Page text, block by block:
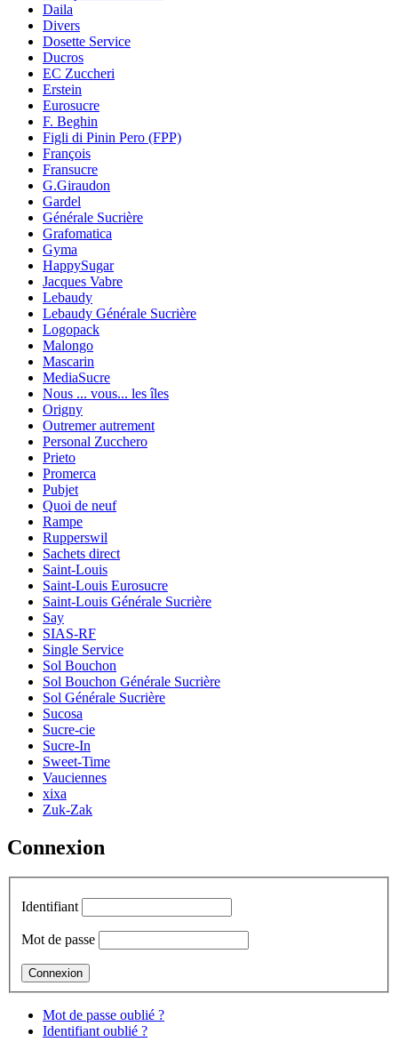
Daila
Divers
Dosette Service
Ducros
EC Zuccheri
Erstein
Eurosucre
F. Beghin
Figli di Pinin Pero (FPP)
François
Fransucre
G.Giraudon
Gardel
Générale Sucrière
Grafomatica
Gyma
HappySugar
Jacques Vabre
Lebaudy
Lebaudy Générale Sucrière
Logopack
Malongo
Mascarin
MediaSucre
Nous ... vous... les îles
Origny
Outremer autrement
Personal Zucchero
Prieto
Promerca
Pubjet
Quoi de neuf
Rampe
Rupperswil
Sachets direct
Saint-Louis
Saint-Louis Eurosucre
Saint-Louis Générale Sucrière
Say
SIAS-RF
Single Service
Sol Bouchon
Sol Bouchon Générale Sucrière
Sol Générale Sucrière
Sucosa
Sucre-cie
Sucre-In
Sweet-Time
Vauciennes
xixa
Zuk-Zak
Connexion
Identifiant
Mot de passe
Mot de passe oublié ?
Identifiant oublié ?